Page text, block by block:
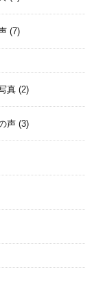
(7)
真 (2)
声 (3)